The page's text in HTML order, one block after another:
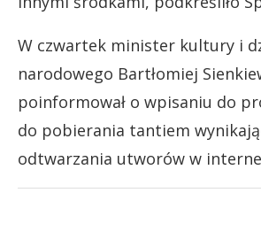
W czwartek minister kultury i
narodowego Bartłomiej
poinformował o wpisaniu do
do pobierania tantiem
odtwarzania utworów w